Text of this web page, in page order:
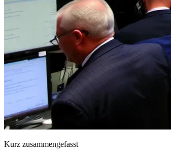
Kurz zusammengefasst